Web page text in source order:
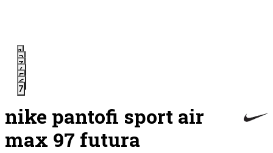
1
2
3
4
5
6
7
nike pantofi sport air
max 97 futura